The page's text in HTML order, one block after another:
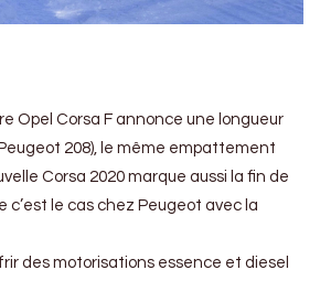
Opel Corsa F annonce une longueur
208), le même empattement
Corsa 2020 marque aussi la fin de
c’est le cas chez Peugeot avec la
des motorisations essence et diesel